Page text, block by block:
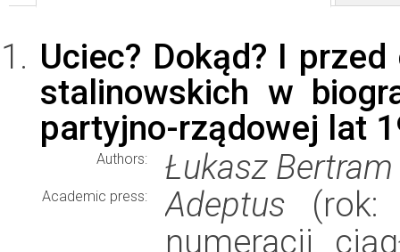
Uciec? Dokąd? I
stalinowskich w
partyjno-rządowej lat
Authors: Łukasz Bertram
Academic press: Adeptus (rok:
numeracji